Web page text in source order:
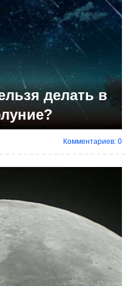
делать в
Комментариев: 0